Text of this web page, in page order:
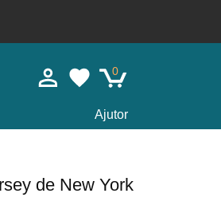
0
Ajutor
de New York